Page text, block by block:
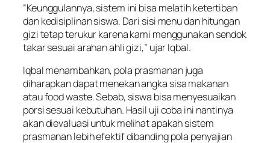
“Keunggulannya, sistem ini bisa melatih ketertiban
dan kedisiplinan siswa. Dari sisi menu dan hitungan
gizi tetap terukur karena kami menggunakan sendok
takar sesuai arahan ahli gizi,” ujar Iqbal.
Iqbal menambahkan, pola prasmanan juga
diharapkan dapat menekan angka sisa makanan
atau food waste. Sebab, siswa bisa menyesuaikan
porsi sesuai kebutuhan. Hasil uji coba ini nantinya
akan dievaluasi untuk melihat apakah sistem
prasmanan lebih efektif dibanding pola penyajian